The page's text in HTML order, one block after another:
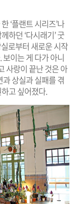
‘플랜트 시리즈’나
하던 ‘다시래기’ 굿
로부터 새로운 시작
이는 게 다가 아니
사랑이 끝난 것은 아
상실과 실패를 겪
고 싶어졌다.